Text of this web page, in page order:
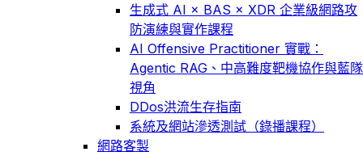
生成式 AI × BAS × XDR 企業級網路攻
防演練與實作課程
AI Offensive Practitioner 實戰：
Agentic RAG、中高難度靶機協作與藍隊
視角
DDos洪流生存指南
系統及網站滲透測試（錄播課程）
網路客製